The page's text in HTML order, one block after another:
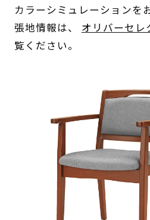
カラーシミュレーションを
張地情報は、 オリバーセレ
覧ください。